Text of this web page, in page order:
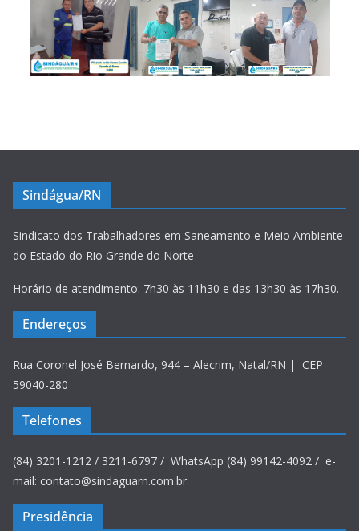
Sindágua/RN
Sindicato dos Trabalhadores em Saneamento e Meio Ambiente
do Estado do Rio Grande do Norte
Horário de atendimento: 7h30 às 11h30 e das 13h30 às 17h30.
Endereços
Rua Coronel José Bernardo, 944 – Alecrim, Natal/RN | CEP
59040-280
Telefones
(84) 3201-1212 / 3211-6797 / WhatsApp (84) 99142-4092 / e-
mail: contato@sindaguarn.com.br
Presidência